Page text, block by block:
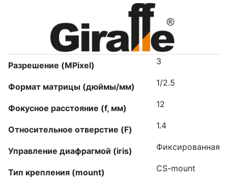
Разрешение (MPixel) 3
Формат матрицы (дюймы/мм) 1/2.5
Фокусное расстояние (f, мм) 12
Относительное отверстие (F) 1.4
Управление диафрагмой (iris) Фиксированная
Тип крепления (mount) CS-mount